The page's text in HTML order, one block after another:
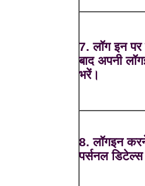
7. लॉग इन
बाद अपनी
भरें।
8. लॉगइन
पर्सनल